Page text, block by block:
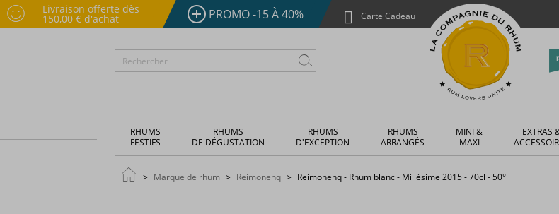
Livraison offerte dès
150,00 € d'achat PROMO -15 À 40% Carte Cadeau
RHUMS
FESTIFS
RHUMS
DE DÉGUSTATION
RHUMS
D'EXCEPTION
RHUMS
ARRANGÉS
MINI &
MAXI
EXTRAS
Marque de rhum Reimonenq Reimonenq - Rhum blanc - Millésime 2015 - 70cl - 50°